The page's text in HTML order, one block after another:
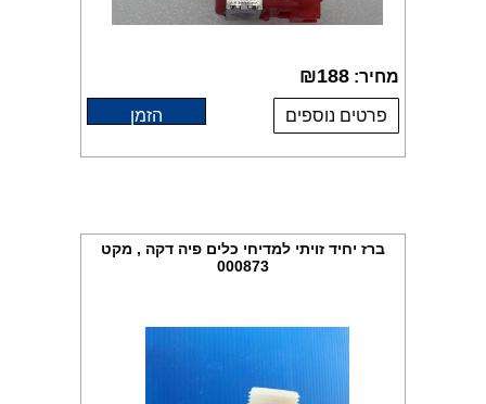
מחיר: ₪188
פרטים נוספים הזמן
ברז יחיד זויתי למדיחי כלים פיה דקה , מקט
000873